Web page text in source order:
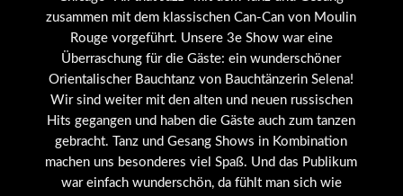
zusammen mit dem klassischen Can-Can von Moulin
Rouge vorgeführt. Unsere 3e Show war eine
Überraschung für die Gäste: ein wunderschöner
Orientalischer Bauchtanz von Bauchtänzerin Selena!
Wir sind weiter mit den alten und neuen russischen
Hits gegangen und haben die Gäste auch zum tanzen
gebracht. Tanz und Gesang Shows in Kombination
machen uns besonderes viel Spaß. Und das Publikum
war einfach wunderschön, da fühlt man sich wie